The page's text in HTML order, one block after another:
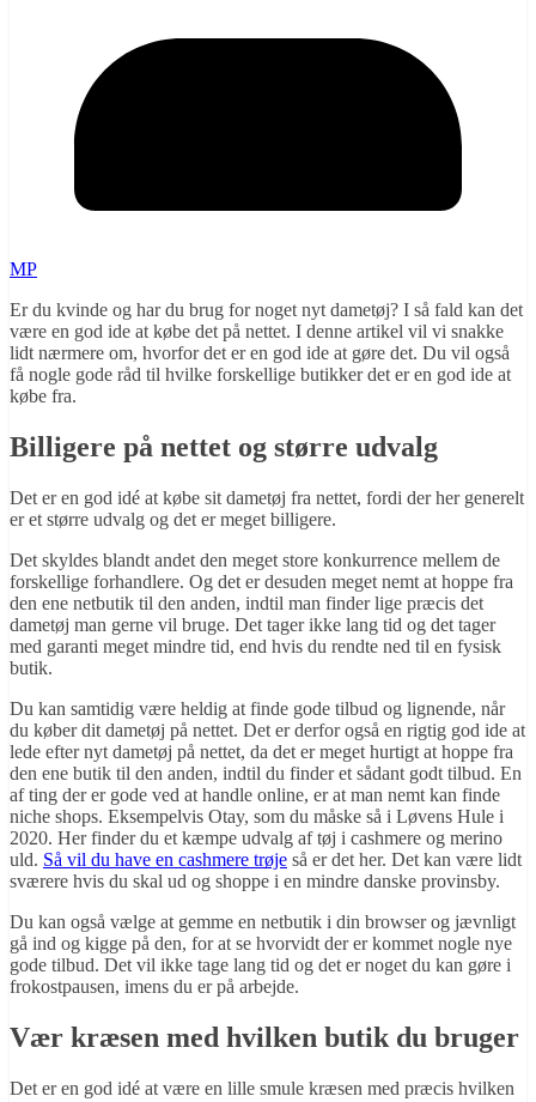
MP
Er du kvinde og har du brug for noget nyt dametøj? I så fald kan det
være en god ide at købe det på nettet. I denne artikel vil vi snakke
lidt nærmere om, hvorfor det er en god ide at gøre det. Du vil også
få nogle gode råd til hvilke forskellige butikker det er en god ide at
købe fra.
Billigere på nettet og større udvalg
Det er en god idé at købe sit dametøj fra nettet, fordi der her generelt
er et større udvalg og det er meget billigere.
Det skyldes blandt andet den meget store konkurrence mellem de
forskellige forhandlere. Og det er desuden meget nemt at hoppe fra
den ene netbutik til den anden, indtil man finder lige præcis det
dametøj man gerne vil bruge. Det tager ikke lang tid og det tager
med garanti meget mindre tid, end hvis du rendte ned til en fysisk
butik.
Du kan samtidig være heldig at finde gode tilbud og lignende, når
du køber dit dametøj på nettet. Det er derfor også en rigtig god ide at
lede efter nyt dametøj på nettet, da det er meget hurtigt at hoppe fra
den ene butik til den anden, indtil du finder et sådant godt tilbud. En
af ting der er gode ved at handle online, er at man nemt kan finde
niche shops. Eksempelvis Otay, som du måske så i Løvens Hule i
2020. Her finder du et kæmpe udvalg af tøj i cashmere og merino
uld. Så vil du have en cashmere trøje så er det her. Det kan være lidt
sværere hvis du skal ud og shoppe i en mindre danske provinsby.
Du kan også vælge at gemme en netbutik i din browser og jævnligt
gå ind og kigge på den, for at se hvorvidt der er kommet nogle nye
gode tilbud. Det vil ikke tage lang tid og det er noget du kan gøre i
frokostpausen, imens du er på arbejde.
Vær kræsen med hvilken butik du bruger
Det er en god idé at være en lille smule kræsen med præcis hvilken